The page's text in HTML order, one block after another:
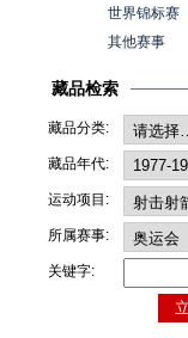
世界锦标赛
其他赛事
藏品检索
藏品分类:
藏品年代:
运动项目:
所属赛事:
关键字: